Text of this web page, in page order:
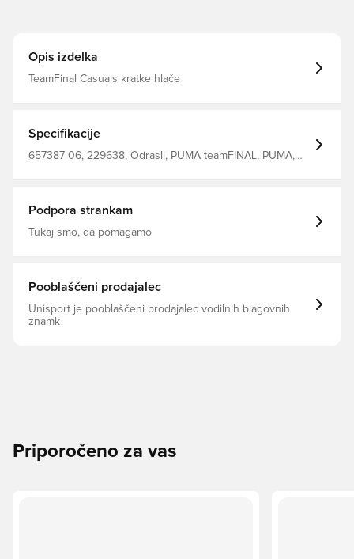
Opis izdelka
TeamFinal Casuals kratke hlače
Specifikacije
657387 06, 229638, Odrasli, PUMA teamFINAL, PUMA,
(Fun/001)
Podpora strankam
Tukaj smo, da pomagamo
Pooblaščeni prodajalec
Unisport je pooblaščeni prodajalec vodilnih blagovnih
znamk
Priporočeno za vas